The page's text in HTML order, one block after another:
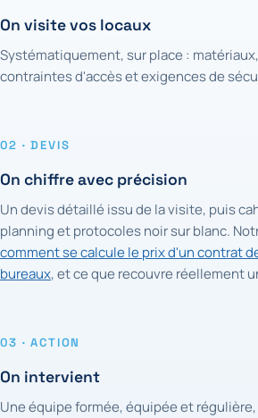
On visite vos locaux
Systématiquement, sur place :
contraintes d'accès et exigences de
02 · DEVIS
On chiffre avec précision
Un devis détaillé issu de la visite, puis
planning et protocoles noir sur blanc.
comment se calcule le prix d'un contrat
bureaux, et ce que recouvre réellement
03 · ACTION
On intervient
Une équipe formée, équipée et